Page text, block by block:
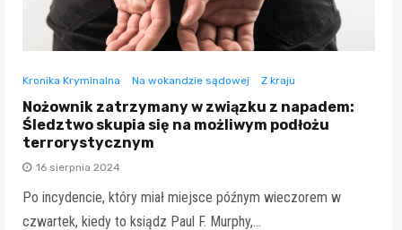
Kronika Kryminalna Na wokandzie sądowej Z kraju
Nożownik zatrzymany w związku z napadem:
Śledztwo skupia się na możliwym podłożu
terrorystycznym
16 sierpnia 2024
Po incydencie, który miał miejsce późnym wieczorem w
czwartek, kiedy to ksiądz Paul F. Murphy,…